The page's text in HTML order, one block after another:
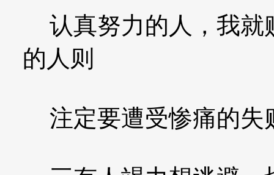
认真努力的人，我就
的人则
注定要遭受惨痛的失